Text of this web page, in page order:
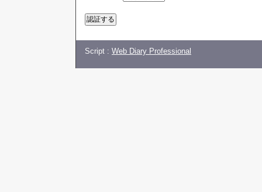
Script : Web Diary Professional